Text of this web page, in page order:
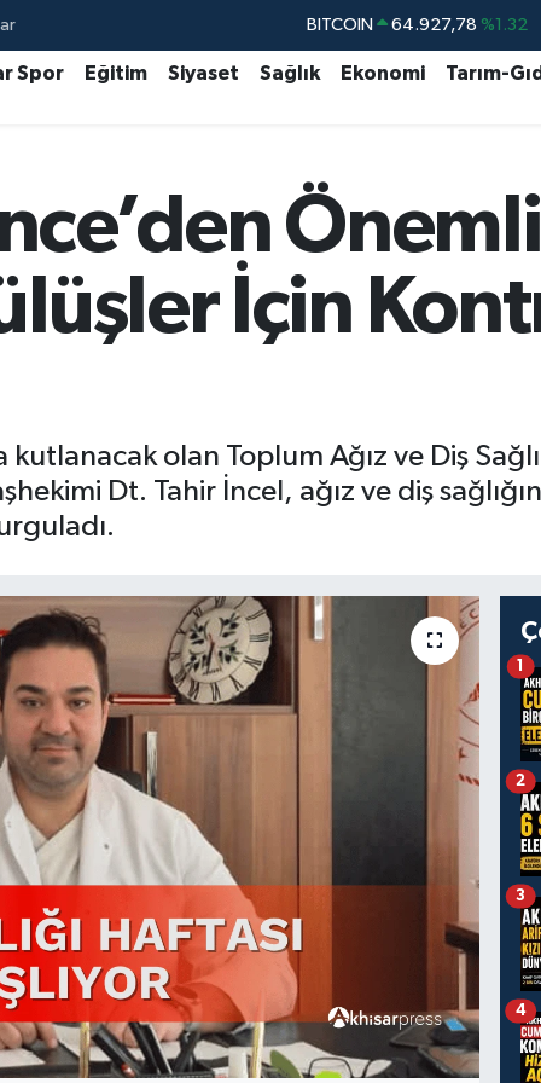
DOLAR 47,5894 %0.08
EURO 55,0398 %-0.02
%11
Spor Eğitim Siyaset Sağlık Ekonomi Tarım-
İçin
olan Toplum Ağız ve Diş
Dt. Tahir İncel, ağız ve diş
1
2
3
4